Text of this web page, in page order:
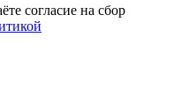
cогласие на сбор